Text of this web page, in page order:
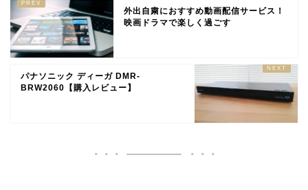
外出自粛におすすめ動画配信サービス！
映画ドラマで楽しく過ごす
パナソニック ディーガ DMR-
BRW2060【購入レビュー】